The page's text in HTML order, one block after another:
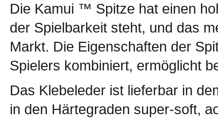
Die Kamui ™ Spitze hat einen
der Spielbarkeit steht, und das
Markt. Die Eigenschaften der
Spielers kombiniert, ermöglicht
Das Klebeleder ist lieferbar in
in den Härtegraden super-soft,